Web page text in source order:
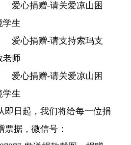
爱心捐赠-请关爱凉山困
学生
爱心捐赠-请支持索玛支
老师
爱心捐赠-请关爱凉山困
学生
即日起，我们将给每一位捐
据，微信号：